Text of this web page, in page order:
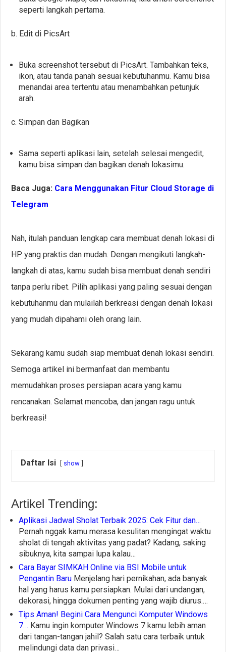
seperti langkah pertama.
b. Edit di PicsArt
Buka screenshot tersebut di PicsArt. Tambahkan teks,
ikon, atau tanda panah sesuai kebutuhanmu. Kamu bisa
menandai area tertentu atau menambahkan petunjuk
arah.
c. Simpan dan Bagikan
Sama seperti aplikasi lain, setelah selesai mengedit,
kamu bisa simpan dan bagikan denah lokasimu.
Baca Juga: Cara Menggunakan Fitur Cloud Storage di
Telegram
Nah, itulah panduan lengkap cara membuat denah lokasi di
HP yang praktis dan mudah. Dengan mengikuti langkah-
langkah di atas, kamu sudah bisa membuat denah sendiri
tanpa perlu ribet. Pilih aplikasi yang paling sesuai dengan
kebutuhanmu dan mulailah berkreasi dengan denah lokasi
yang mudah dipahami oleh orang lain.
Sekarang kamu sudah siap membuat denah lokasi sendiri.
Semoga artikel ini bermanfaat dan membantu
memudahkan proses persiapan acara yang kamu
rencanakan. Selamat mencoba, dan jangan ragu untuk
berkreasi!
Daftar Isi show
Artikel Trending:
Aplikasi Jadwal Sholat Terbaik 2025: Cek Fitur dan…
Pernah nggak kamu merasa kesulitan mengingat waktu
sholat di tengah aktivitas yang padat? Kadang, saking
sibuknya, kita sampai lupa kalau…
Cara Bayar SIMKAH Online via BSI Mobile untuk
Pengantin Baru Menjelang hari pernikahan, ada banyak
hal yang harus kamu persiapkan. Mulai dari undangan,
dekorasi, hingga dokumen penting yang wajib diurus.…
Tips Aman! Begini Cara Mengunci Komputer Windows
7… Kamu ingin komputer Windows 7 kamu lebih aman
dari tangan-tangan jahil? Salah satu cara terbaik untuk
melindungi data dan privasi…